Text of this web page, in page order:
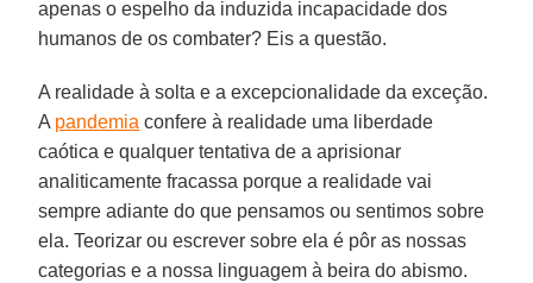
apenas o espelho da induzida incapacidade dos
humanos de os combater? Eis a questão.
A realidade à solta e a excepcionalidade da exceção.
A pandemia confere à realidade uma liberdade
caótica e qualquer tentativa de a aprisionar
analiticamente fracassa porque a realidade vai
sempre adiante do que pensamos ou sentimos sobre
ela. Teorizar ou escrever sobre ela é pôr as nossas
categorias e a nossa linguagem à beira do abismo.